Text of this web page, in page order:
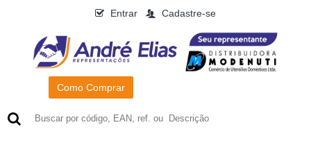
Entrar Cadastre-se
Como Comprar